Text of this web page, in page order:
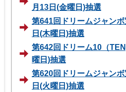
月13日(金曜日)抽選
第641回ドリームジャン
日(木曜日)抽選
第642回ドリーム10（
曜日)抽選
第620回ドリームジャン
日(火曜日)抽選